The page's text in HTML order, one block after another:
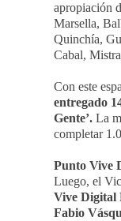
apropiación
Marsella,
Quinchía,
Cabal,
Con este
entregado
Gente’. La
completar
Punto Vive
Luego, el
Vive Digital
Fabio